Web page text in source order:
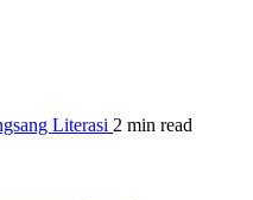
Literasi 2 min read